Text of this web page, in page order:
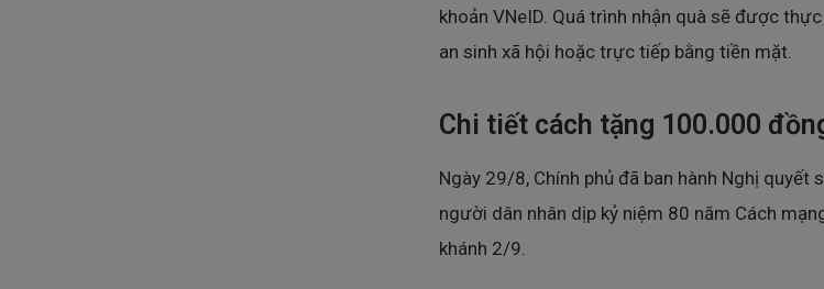
khoản VNeID. Quá trình nhận quà sẽ được
an sinh xã hội hoặc trực tiếp bằng tiền mặt.
Chi tiết cách tặng 100.000
Ngày 29/8, Chính phủ đã ban hành Nghị quyết
người dân nhân dịp kỷ niệm 80 năm Cách
khánh 2/9.